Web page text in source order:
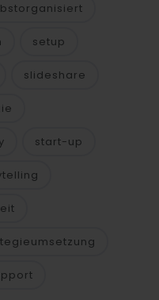
setup
slideshare
start-up